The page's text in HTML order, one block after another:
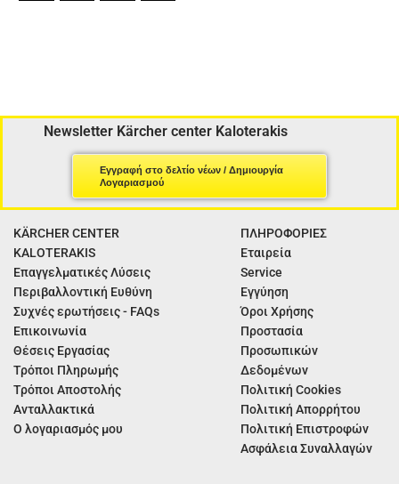
Newsletter Kärcher center Kaloterakis
Εγγραφή στο δελτίο νέων / Δημιουργία
Λογαριασμού
KÄRCHER CENTER
KALOTERAKIS
Επαγγελματικές Λύσεις
Περιβαλλοντική Ευθύνη
Συχνές ερωτήσεις - FAQs
Επικοινωνία
Θέσεις Εργασίας
Τρόποι Πληρωμής
Τρόποι Αποστολής
Ανταλλακτικά
Ο λογαριασμός μου
ΠΛΗΡΟΦΟΡΙΕΣ
Εταιρεία
Service
Εγγύηση
Όροι Χρήσης
Προστασία
Προσωπικών
Δεδομένων
Πολιτική Cookies
Πολιτική Απορρήτου
Πολιτική Επιστροφών
Ασφάλεια Συναλλαγών